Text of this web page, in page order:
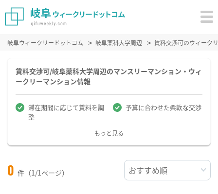
岐阜ウィークリードットコム 岐阜薬科大学周辺 賃料交渉可のウィーク
賃料交渉可/岐阜薬科大学周辺のマンスリーマンション・ウィ
ークリーマンション情報
滞在期間に応じて賃料を調
整
予算に合わせた柔軟な交渉
もっと見る
0 件（1/1ページ）